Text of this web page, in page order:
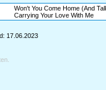
Won't You Come Home (And
Carrying Your Love With Me
17.06.2023